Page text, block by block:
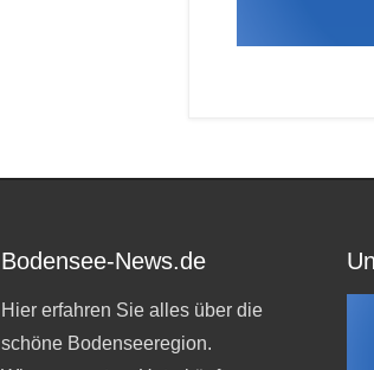
Bodensee-News.de
Hier erfahren Sie alles über die
schöne Bodenseeregion.